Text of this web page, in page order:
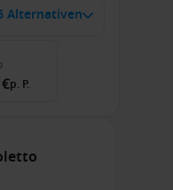
Alternativen
p. P.